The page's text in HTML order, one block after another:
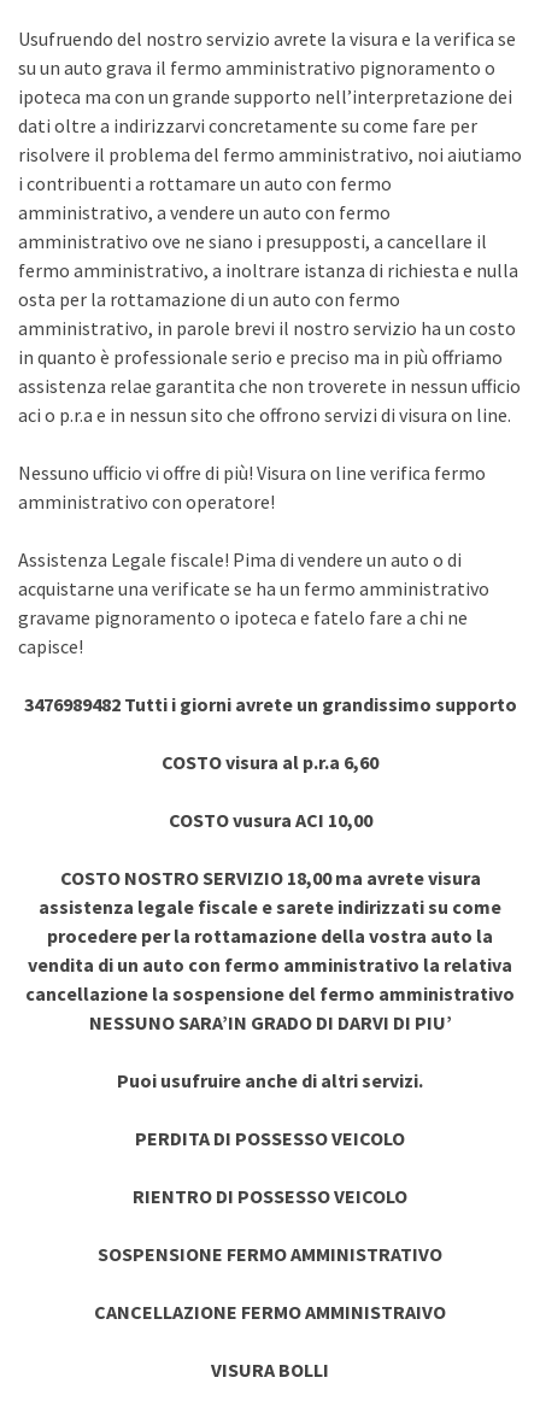
Usufruendo del nostro servizio avrete la visura e la verifica se
su un auto grava il fermo amministrativo pignoramento o
ipoteca ma con un grande supporto nell’interpretazione dei
dati oltre a indirizzarvi concretamente su come fare per
risolvere il problema del fermo amministrativo, noi aiutiamo
i contribuenti a rottamare un auto con fermo
amministrativo, a vendere un auto con fermo
amministrativo ove ne siano i presupposti, a cancellare il
fermo amministrativo, a inoltrare istanza di richiesta e nulla
osta per la rottamazione di un auto con fermo
amministrativo, in parole brevi il nostro servizio ha un costo
in quanto è professionale serio e preciso ma in più offriamo
assistenza relae garantita che non troverete in nessun ufficio
aci o p.r.a e in nessun sito che offrono servizi di visura on line.
Nessuno ufficio vi offre di più! Visura on line verifica fermo
amministrativo con operatore!
Assistenza Legale fiscale! Pima di vendere un auto o di
acquistarne una verificate se ha un fermo amministrativo
gravame pignoramento o ipoteca e fatelo fare a chi ne
capisce!
3476989482 Tutti i giorni avrete un grandissimo supporto
COSTO visura al p.r.a 6,60
COSTO vusura ACI 10,00
COSTO NOSTRO SERVIZIO 18,00 ma avrete visura
assistenza legale fiscale e sarete indirizzati su come
procedere per la rottamazione della vostra auto la
vendita di un auto con fermo amministrativo la relativa
cancellazione la sospensione del fermo amministrativo
NESSUNO SARA’IN GRADO DI DARVI DI PIU’
Puoi usufruire anche di altri servizi.
PERDITA DI POSSESSO VEICOLO
RIENTRO DI POSSESSO VEICOLO
SOSPENSIONE FERMO AMMINISTRATIVO
CANCELLAZIONE FERMO AMMINISTRAIVO
VISURA BOLLI